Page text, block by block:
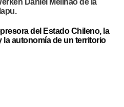
del Estado Chileno, la
la autonomía de un territorio